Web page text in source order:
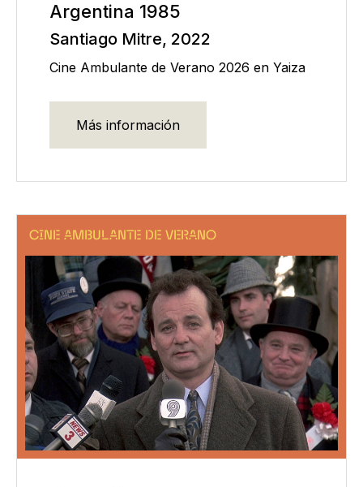
Argentina 1985
Santiago Mitre, 2022
Cine Ambulante de Verano 2026 en Yaiza
Más información
CINE AMBULANTE DE VERANO